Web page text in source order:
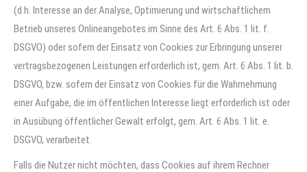
(d.h. Interesse an der Analyse, Optimierung und wirtschaftlichem
Betrieb unseres Onlineangebotes im Sinne des Art. 6 Abs. 1 lit. f.
DSGVO) oder sofern der Einsatz von Cookies zur Erbringung unserer
vertragsbezogenen Leistungen erforderlich ist, gem. Art. 6 Abs. 1 lit. b.
DSGVO, bzw. sofern der Einsatz von Cookies für die Wahrnehmung
einer Aufgabe, die im öffentlichen Interesse liegt erforderlich ist oder
in Ausübung öffentlicher Gewalt erfolgt, gem. Art. 6 Abs. 1 lit. e.
DSGVO, verarbeitet.
Falls die Nutzer nicht möchten, dass Cookies auf ihrem Rechner